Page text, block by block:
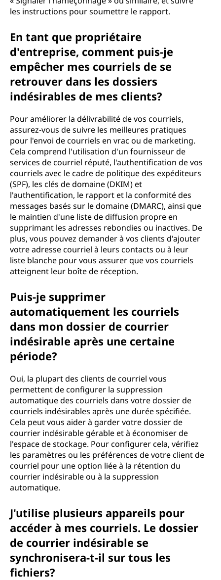
les instructions pour soumettre le rapport.
En tant que propriétaire
d'entreprise, comment puis-je
empêcher mes courriels de se
retrouver dans les dossiers
indésirables de mes clients?
Pour améliorer la délivrabilité de vos courriels,
assurez-vous de suivre les meilleures pratiques
pour l'envoi de courriels en vrac ou de marketing.
Cela comprend l'utilisation d'un fournisseur de
services de courriel réputé, l'authentification de vos
courriels avec le cadre de politique des expéditeurs
(SPF), les clés de domaine (DKIM) et
l'authentification, le rapport et la conformité des
messages basés sur le domaine (DMARC), ainsi que
le maintien d'une liste de diffusion propre en
supprimant les adresses rebondies ou inactives. De
plus, vous pouvez demander à vos clients d'ajouter
votre adresse courriel à leurs contacts ou à leur
liste blanche pour vous assurer que vos courriels
atteignent leur boîte de réception.
Puis-je supprimer
automatiquement les courriels
dans mon dossier de courrier
indésirable après une certaine
période?
Oui, la plupart des clients de courriel vous
permettent de configurer la suppression
automatique des courriels dans votre dossier de
courriels indésirables après une durée spécifiée.
Cela peut vous aider à garder votre dossier de
courrier indésirable gérable et à économiser de
l'espace de stockage. Pour configurer cela, vérifiez
les paramètres ou les préférences de votre client de
courriel pour une option liée à la rétention du
courrier indésirable ou à la suppression
automatique.
J'utilise plusieurs appareils pour
accéder à mes courriels. Le dossier
de courrier indésirable se
synchronisera-t-il sur tous les
fichiers?